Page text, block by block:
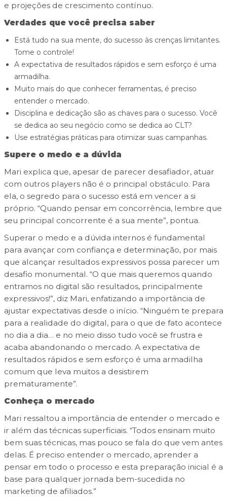
e projeções de crescimento contínuo.
Verdades que você precisa saber
Está tudo na sua mente, do sucesso às crenças limitantes.
Tome o controle!
A expectativa de resultados rápidos e sem esforço é uma
armadilha.
Muito mais do que conhecer ferramentas, é preciso
entender o mercado.
Disciplina e dedicação são as chaves para o sucesso. Você
se dedica ao seu negócio como se dedica ao CLT?
Use estratégias práticas para otimizar suas campanhas.
Supere o medo e a dúvida
Mari explica que, apesar de parecer desafiador, atuar
com outros players não é o principal obstáculo. Para
ela, o segredo para o sucesso está em vencer a si
próprio. “Quando pensar em concorrência, lembre que
seu principal concorrente é a sua mente”, pontua.
Superar o medo e a dúvida internos é fundamental
para avançar com confiança e determinação, por mais
que alcançar resultados expressivos possa parecer um
desafio monumental. “O que mais queremos quando
entramos no digital são resultados, principalmente
expressivos!”, diz Mari, enfatizando a importância de
ajustar expectativas desde o início. “Ninguém te prepara
para a realidade do digital, para o que de fato acontece
no dia a dia… e no meio disso tudo você se frustra e
acaba abandonando o mercado. A expectativa de
resultados rápidos e sem esforço é uma armadilha
comum que leva muitos a desistirem
prematuramente”.
Conheça o mercado
Mari ressaltou a importância de entender o mercado e
ir além das técnicas superficiais. “Todos ensinam muito
bem suas técnicas, mas pouco se fala do que vem antes
delas. É preciso entender o mercado, aprender a
pensar em todo o processo e esta preparação inicial é a
base para qualquer jornada bem-sucedida no
marketing de afiliados.”